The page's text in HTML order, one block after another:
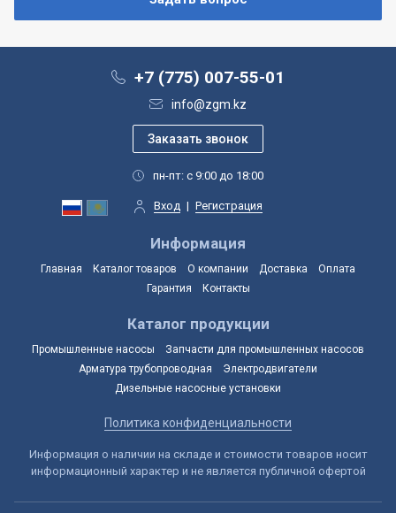
+7 (775) 007-55-01
info@zgm.kz
пн-пт: с 9:00 до 18:00
Вход | Регистрация
Информация
Главная Каталог товаров О компании Доставка
Оплата
Гарантия
Контакты
Каталог продукции
Промышленные насосы
Запчасти для промышленных насосов
Арматура трубопроводная
Электродвигатели
Дизельные насосные установки
Политика конфиденциальности
Информация о наличии на складе и стоимости товаров носит
информационный характер и не является публичной офертой